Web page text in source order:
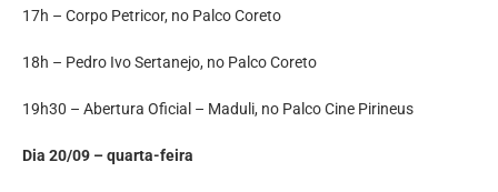
17h – Corpo Petricor, no Palco Coreto
18h – Pedro Ivo Sertanejo, no Palco Coreto
19h30 – Abertura Oficial – Maduli, no Palco Cine Pirineus‌
Dia 20/09 – quarta-feira